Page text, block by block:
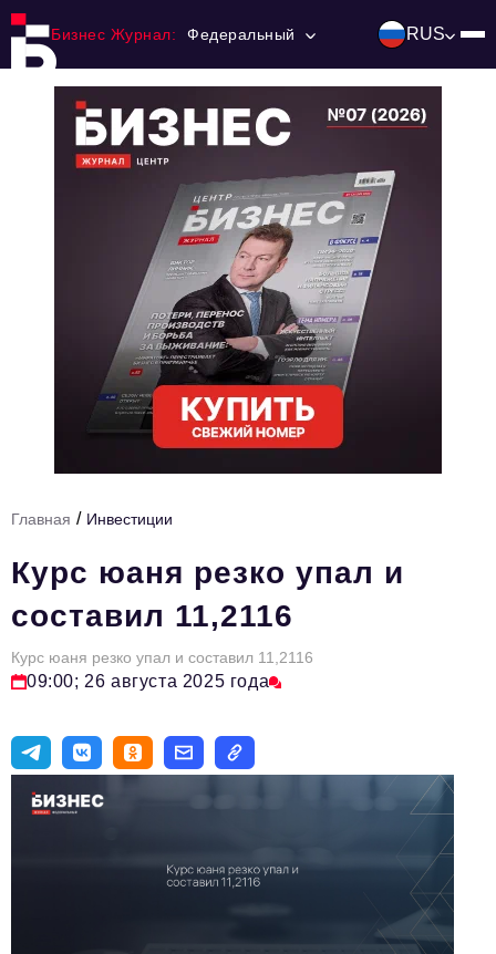
Бизнес Журнал: Федеральный RUS
Ниши и рынки
Технологии и тренды
HR
Персона номера
Юридический практикум
Туризм
Главная / Инвестиции
Курс юаня резко упал и
составил 11,2116
Курс юаня резко упал и составил 11,2116
09:00; 26 августа 2025 года